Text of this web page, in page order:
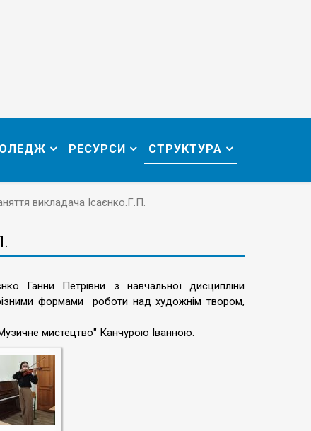
РЕСУРСИ СТРУКТУРА
викладача Ісаєнко.Г.П.
Ганни Петрівни з навчальної дисципліни
формами роботи над художнім твором,
мистецтво" Канчурою Іванною.